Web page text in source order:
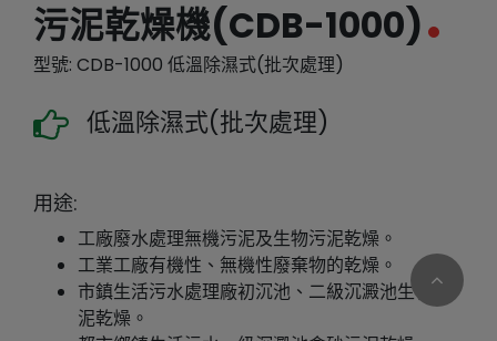
污泥乾燥機(CDB-1000)
型號: CDB-1000 低溫除濕式(批次處理)
低溫除濕式(批次處理)
用途:
工廠廢水處理無機污泥及生物污泥乾燥。
工業工廠有機性、無機性廢棄物的乾燥。
市鎮生活污水處理廠初沉池、二級沉澱池生物污
泥乾燥。